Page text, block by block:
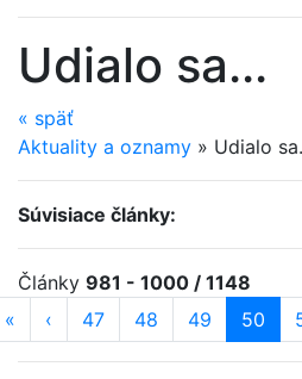
Udialo sa...
« späť
Aktuality a oznamy » Udialo
Súvisiace články:
Články 981 - 1000 / 1148
« prvá strana
‹ predošlá strana
strana
47 strana
48 strana
49 strana
50